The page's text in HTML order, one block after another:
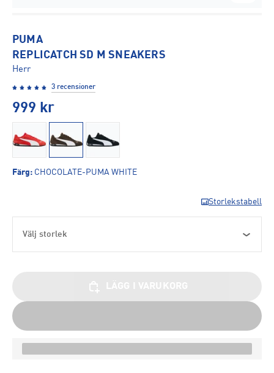
PUMA
REPLICATCH SD M SNEAKERS
Herr
3 recensioner
999 kr
Färg: CHOCOLATE-PUMA WHITE
Storlekstabell
Välj storlek